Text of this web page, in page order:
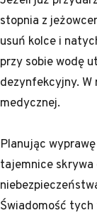
stopnia z
usuń kolce i
przy sobie wodę
dezynfekcyjny.
medycznej.
Planując
tajemnice
Świadomość